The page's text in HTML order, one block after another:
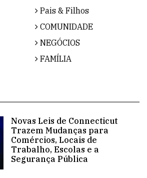
Pais & Filhos
COMUNIDADE
NEGÓCIOS
FAMÍLIA
Novas Leis de Connecticut
Trazem Mudanças para
Comércios, Locais de
Trabalho, Escolas e a
Segurança Pública